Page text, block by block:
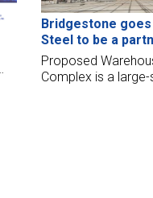
Bridgestone
Steel to be a
Warehouse
Proposed
Complex is a